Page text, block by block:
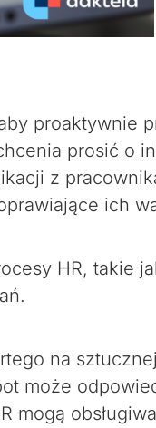
proaktywnie
prosić o
z
ich
HR, takie
na
może
mogą